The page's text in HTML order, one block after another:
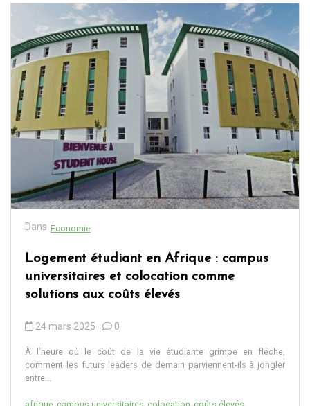
Dans Economie
Logement étudiant en Afrique : campus
universitaires et colocation comme
solutions aux coûts élevés
24 mars 2025 0
À l’heure où le coût de la vie étudiante grimpe en flèche,
comment les futurs leaders de demain parviennent-ils à jongler
entre...